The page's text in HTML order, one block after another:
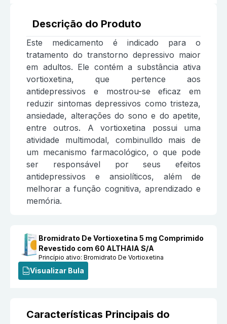
Descrição do Produto
Este medicamento é indicado para o
tratamento do transtorno depressivo maior
em adultos. Ele contém a substância ativa
vortioxetina, que pertence aos
antidepressivos e mostrou-se eficaz em
reduzir sintomas depressivos como tristeza,
ansiedade, alterações do sono e do apetite,
entre outros. A vortioxetina possui uma
atividade multimodal, combinulldo mais de
um mecanismo farmacológico, o que pode
ser responsável por seus efeitos
antidepressivos e ansiolíticos, além de
melhorar a função cognitiva, aprendizado e
memória.
Bromidrato De Vortioxetina 5 mg Comprimido
Revestido com 60 ALTHAIA S/A
Princípio ativo:Bromidrato De Vortioxetina
Visualizar Bula
Características Principais do